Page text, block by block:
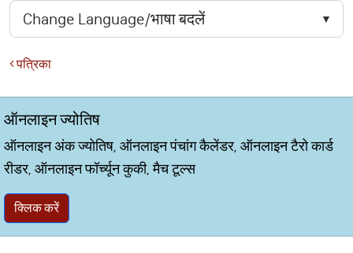
पत्रिका
ऑनलाइन ज्योतिष
ऑनलाइन अंक ज्योतिष, ऑनलाइन पंचांग कैलेंडर, ऑनलाइन टैरो कार्ड
रीडर, ऑनलाइन फॉर्च्यून कुकी, मैच टूल्स
क्लिक करें